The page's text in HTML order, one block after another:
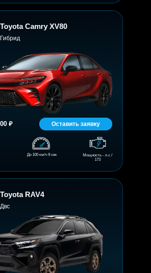
Toyota RAV4
Двс
Мощность - л.с /
173
Оставить заявку
Toyota Camry XV80
Гибрид
₽
До 100 км/ч 9 сек